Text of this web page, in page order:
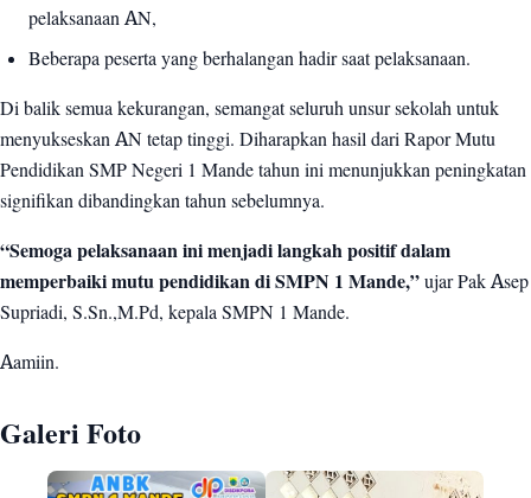
pelaksanaan AN,
Beberapa peserta yang berhalangan hadir saat pelaksanaan.
Di balik semua kekurangan, semangat seluruh unsur sekolah untuk
menyukseskan AN tetap tinggi. Diharapkan hasil dari Rapor Mutu
Pendidikan SMP Negeri 1 Mande tahun ini menunjukkan peningkatan
signifikan dibandingkan tahun sebelumnya.
“Semoga pelaksanaan ini menjadi langkah positif dalam
memperbaiki mutu pendidikan di SMPN 1 Mande,” ujar Pak Asep
Supriadi, S.Sn.,M.Pd, kepala SMPN 1 Mande.
Aamiin.
Galeri Foto